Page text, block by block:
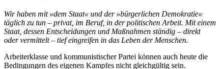
Wir haben mit »dem Staat« und der »bürgerlichen Demokratie«
täglich zu tun – privat, im Beruf, in der politischen Arbeit. Mit einem
Staat, dessen Entscheidungen und Maßnahmen ständig – direkt
oder vermittelt – tief eingreifen in das Leben der Menschen.
Arbeiterklasse und kommunistischer Partei können auch heute die
Bedingungen des eigenen Kampfes nicht gleichgültig sein.